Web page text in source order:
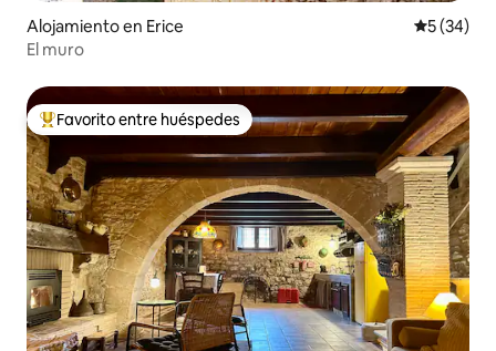
Alojamiento en Erice
5 (34)
El muro
Favorito entre huéspedes preferido
Favorito entre huéspedes